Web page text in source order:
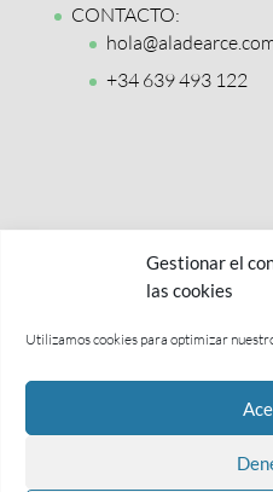
Gestionar el
las cookies
Utilizamos cookies para optimizar
CONTACTO:
+34 639 493 122
Política de
Términos y
Política